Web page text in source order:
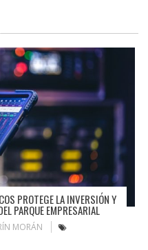
PROTEGE LA INVERSIÓN Y
PARQUE EMPRESARIAL
MORÁN